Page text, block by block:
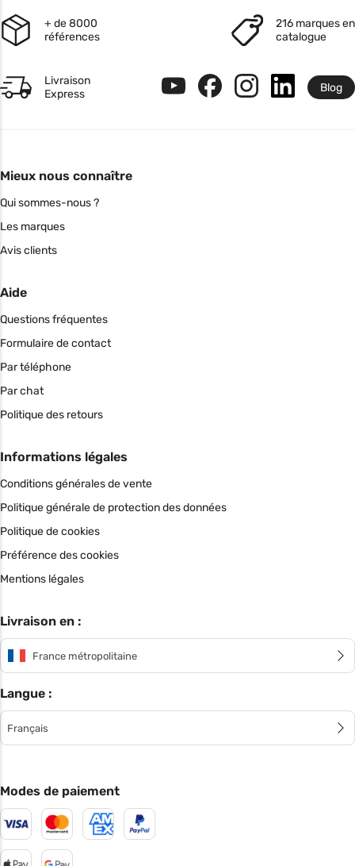
+ de 8000
références
216 marques en
catalogue
Livraison
Express
Blog
Mieux nous connaître
Qui sommes-nous ?
Les marques
Avis clients
Aide
Questions fréquentes
Formulaire de contact
Par téléphone
Par chat
Politique des retours
Informations légales
Conditions générales de vente
Politique générale de protection des données
Politique de cookies
Préférence des cookies
Mentions légales
Livraison en :
France métropolitaine
Langue :
Français
Modes de paiement